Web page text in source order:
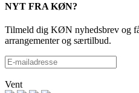
NYT FRA KØN?
Tilmeld dig KØN nyhedsbrev og
arrangementer og særtilbud.
Vent